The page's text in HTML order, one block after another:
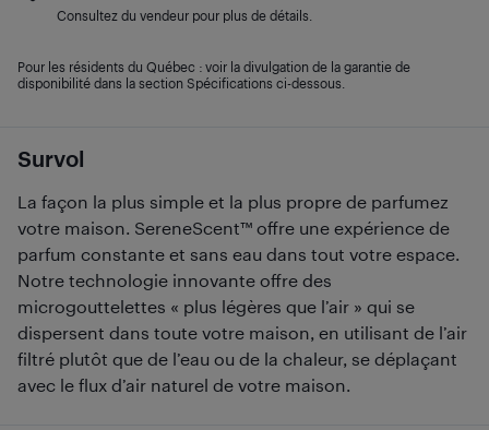
Survol
La façon la plus simple et la plus propre de parfumez
votre maison. SereneScent™ offre une expérience de
parfum constante et sans eau dans tout votre espace.
Notre technologie innovante offre des
microgouttelettes « plus légères que l’air » qui se
dispersent dans toute votre maison, en utilisant de l’air
filtré plutôt que de l’eau ou de la chaleur, se déplaçant
avec le flux d’air naturel de votre maison.
Consultez du vendeur pour plus de détails.
Pour les résidents du Québec : voir la divulgation de la garantie de
disponibilité dans la section Spécifications ci-dessous.